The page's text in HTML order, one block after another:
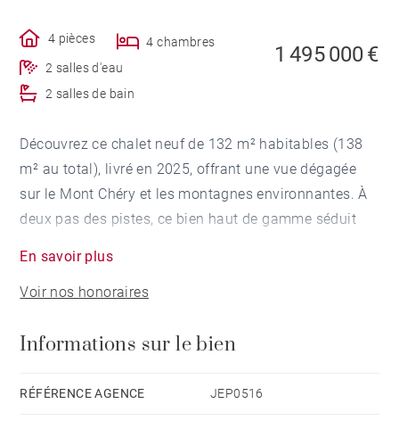
4 pièces
4 chambres
2 salles d'eau
2 salles de bain
1 495 000 €
Découvrez ce chalet neuf de 132 m² habitables (138
m² au total), livré en 2025, offrant une vue dégagée
sur le Mont Chéry et les montagnes environnantes. À
deux pas des pistes, ce bien haut de gamme séduit
Édifié sur trois niveaux avec mezzanine, le chalet
de vie avec cuisine équipée neuve, ouverte sur un
grande mezzanine offre de nombreuses possibilités
En savoir plus
Voir nos honoraires
Informations sur le bien
RÉFÉRENCE AGENCE JEP0516